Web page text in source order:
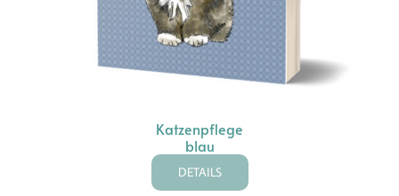
Katzenpflege
blau
DETAILS